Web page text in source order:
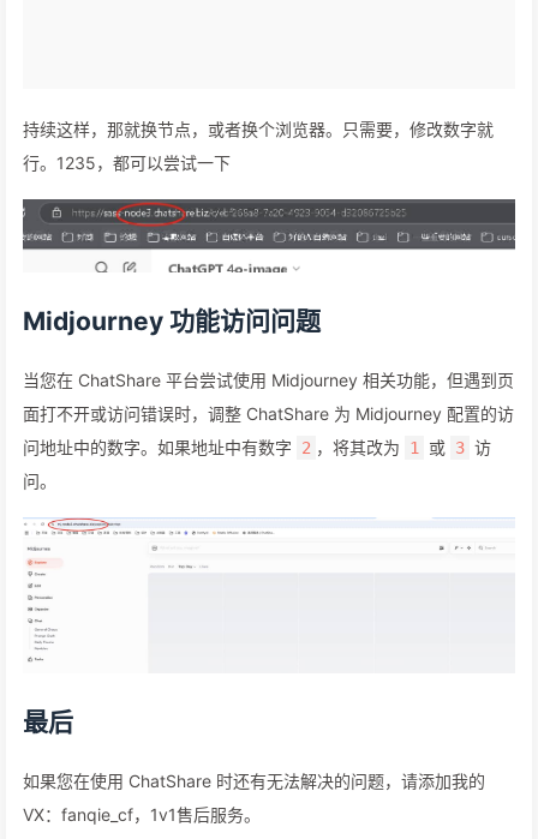
持续这样，那就换节点，或者换个浏览器。只需要，修改数字就
行。1235，都可以尝试一下
Midjourney 功能访问问题
当您在 ChatShare 平台尝试使用 Midjourney 相关功能，但遇到页
面打不开或访问错误时，调整 ChatShare 为 Midjourney 配置的访
问地址中的数字。如果地址中有数字
2 ，将其改为 1 或 3 访
问。
最后
如果您在使用 ChatShare 时还有无法解决的问题，请添加我的
VX：fanqie_cf，1v1售后服务。